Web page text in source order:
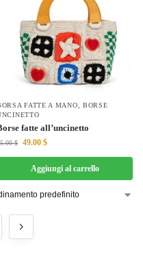
FATTE A MANO ,BORSE
fatte all’uncinetto
$ 49.00 $
Aggiungi al carrello